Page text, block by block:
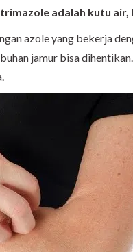
adalah kutu air,
azole yang bekerja
jamur bisa